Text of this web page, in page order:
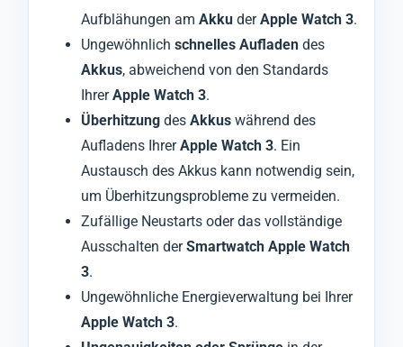
Aufblähungen am Akku derApple Watch 3.
Ungewöhnlich schnelles Aufladen des
Akkus, abweichend von den Standards
IhrerApple Watch 3.
Überhitzung des Akkus während des
Aufladens IhrerApple Watch 3. Ein
Austausch des Akkus kann notwendig sein,
um Überhitzungsprobleme zu vermeiden.
Zufällige Neustarts oder das vollständige
Ausschalten derSmartwatch Apple Watch
3.
Ungewöhnliche Energieverwaltung bei Ihrer
Apple Watch 3.